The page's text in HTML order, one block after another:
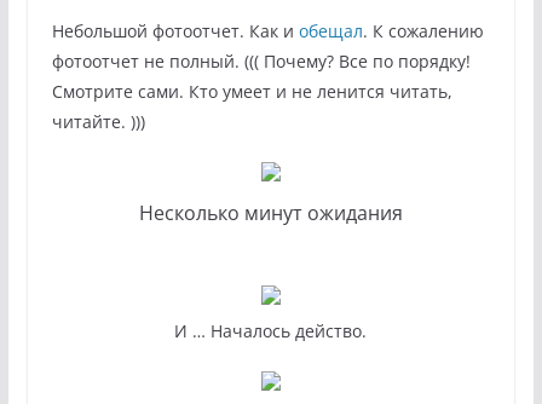
Небольшой фотоотчет. Как и обещал. К сожалению
фотоотчет не полный. ((( Почему? Все по порядку!
Смотрите сами. Кто умеет и не ленится читать,
читайте. )))
Несколько минут ожидания
И … Началось действо.